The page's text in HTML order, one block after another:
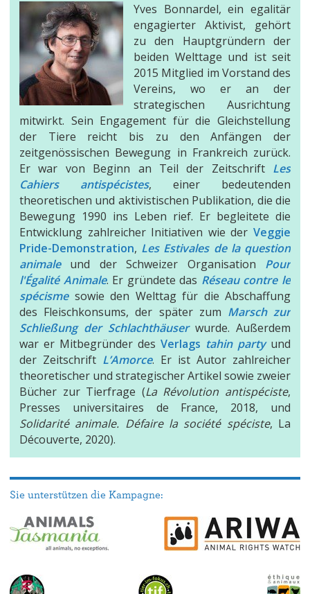
Yves Bonnardel, ein egalitär
engagierter Aktivist, gehört
zu den Hauptgründern der
beiden Welttage und ist seit
2015 Mitglied im Vorstand des
Vereins, wo er an der
strategischen Ausrichtung
mitwirkt. Sein Engagement für die Gleichstellung
der Tiere reicht bis zu den Anfängen der
zeitgenössischen Bewegung in Frankreich zurück.
Er war von Beginn an Teil der Zeitschrift Les
Cahiers antispécistes, einer bedeutenden
theoretischen und aktivistischen Publikation, die die
Bewegung 1990 ins Leben rief. Er begleitete die
Entwicklung zahlreicher Initiativen wie der Veggie
Pride-Demonstration, Les Estivales de la question
animaleund der Schweizer Organisation Pour
l'Égalité Animale. Er gründete das Réseau contre le
spécismesowie den Welttag für die Abschaffung
des Fleischkonsums, der später zum Marsch zur
Schließung der Schlachthäuserwurde. Außerdem
war er Mitbegründer des Verlags tahin party und
der Zeitschrift L’Amorce. Er ist Autor zahlreicher
theoretischer und strategischer Artikel sowie zweier
Bücher zur Tierfrage (La Révolution antispéciste,
Presses universitaires de France, 2018, und
Solidarité animale. Défaire la société spéciste, La
Découverte, 2020).
Sie unterstützen die Kampagne: